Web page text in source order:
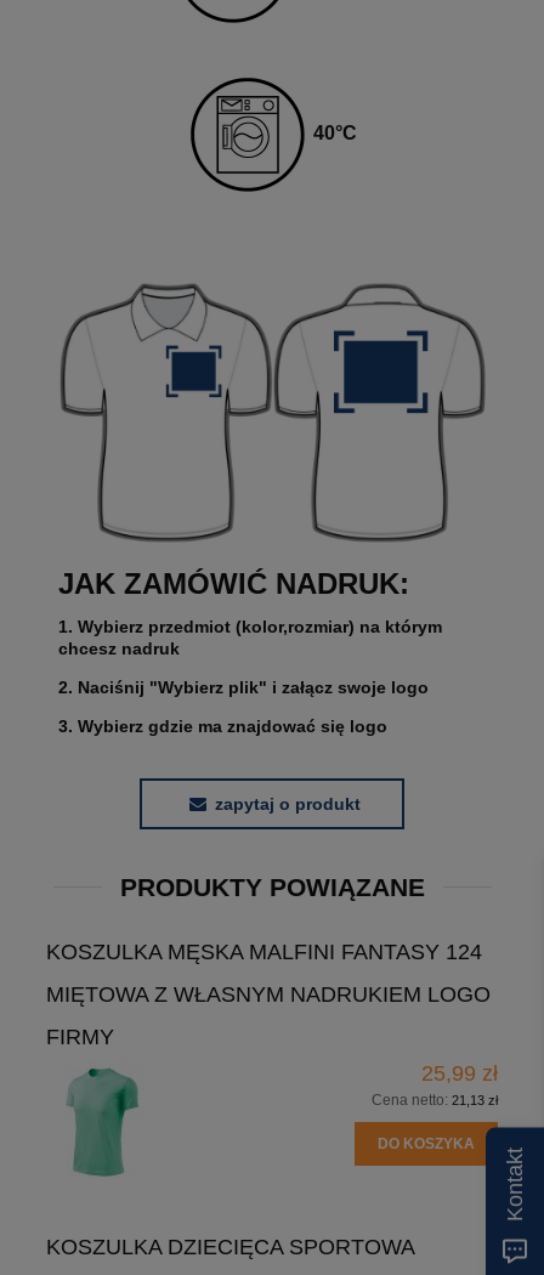
40°C
JAK ZAMÓWIĆ NADRUK:
1. Wybierz przedmiot (kolor,rozmiar) na którym
chcesz nadruk
2. Naciśnij "Wybierz plik" i załącz swoje logo
3. Wybierz gdzie ma znajdować się logo
zapytaj o produkt
PRODUKTY POWIĄZANE
KOSZULKA MĘSKA MALFINI FANTASY 124
MIĘTOWA Z WŁASNYM NADRUKIEM LOGO
FIRMY
25,99 zł
Cena netto: 21,13 zł
DO KOSZYKA
KOSZULKA DZIECIĘCA SPORTOWA
Kontakt